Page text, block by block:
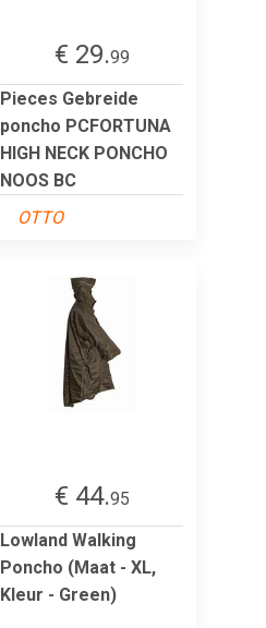
€ 29.99
Pieces Gebreide
poncho PCFORTUNA
HIGH NECK PONCHO
NOOS BC
OTTO
€ 44.95
Lowland Walking
Poncho (Maat - XL,
Kleur - Green)